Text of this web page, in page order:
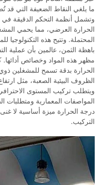
ما يلغي النقاط الضعيفة التي
وتشمل أنظمة التحكم الدقيقة في
الحرارة العرضي، مما يحمي
المحتملة. وتتيح هذه
باهظة الثمن، عالمين بأن عملية
مظهر هذه المواد وخصائص
الحرارة بدقة تسمح للمشغلين
الظروف البيئية الصعبة، مثل
ويتطلب تركيب المستوى
المواصفات المعمارية ومتطلبات
درجة الحرارة ميزة أساسية لا
التركيب.